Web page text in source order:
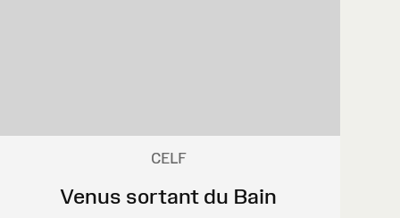
CELF
Venus sortant du Bain